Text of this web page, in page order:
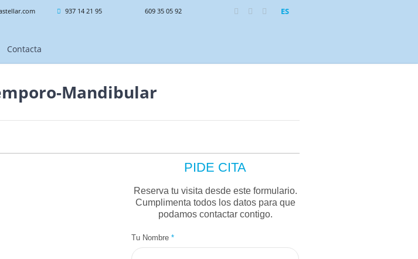
ES
937 14 21 95 609 35 05 92
Contacta
Mandibular
PIDE CITA
Reserva tu visita desde este formulario.
Cumplimenta todos los datos para que
podamos contactar contigo.
Tu Nombre*